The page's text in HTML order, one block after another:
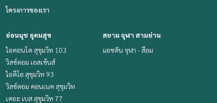
โครงการของเรา
อ่อนนุช อุดมสุข
ไอคอนโด สุขุมวิท 103
วิสซ์ดอม เอสเซ้นส์
ไอดีโอ สุขุมวิท 93
วิสซ์ดอม คอนเนค สุขุมวิท
เดอะ เบส สุขุมวิท 77
สยาม จุฬา สามย่าน
แอชตัน จุฬา - สีลม